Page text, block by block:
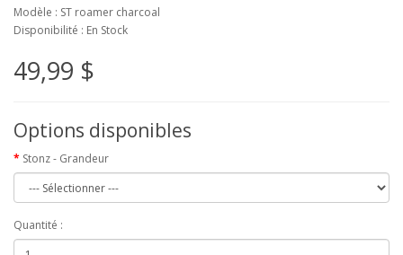
Modèle : ST roamer charcoal
Disponibilité : En Stock
49,99 $
Options disponibles
Stonz - Grandeur
Quantité :